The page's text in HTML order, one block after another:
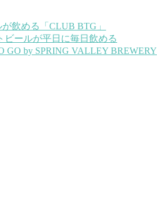
飲める「CLUB BTG」
ビールが平日に毎日飲める
GO by SPRING VALLEY BREWERY